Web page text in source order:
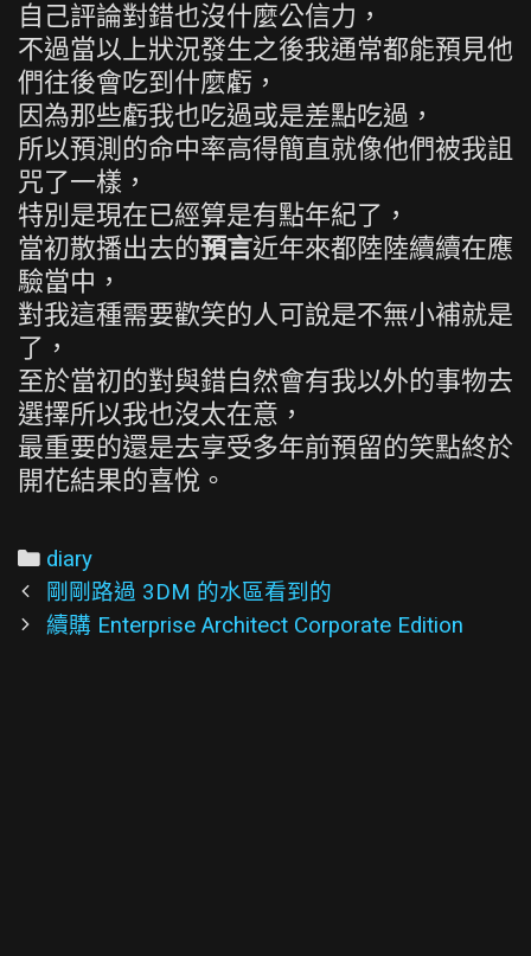
自己評論對錯也沒什麼公信力，
不過當以上狀況發生之後我通常都能預見他
們往後會吃到什麼虧，
因為那些虧我也吃過或是差點吃過，
所以預測的命中率高得簡直就像他們被我詛
咒了一樣，
特別是現在已經算是有點年紀了，
當初散播出去的預言近年來都陸陸續續在應
驗當中，
對我這種需要歡笑的人可說是不無小補就是
了，
至於當初的對與錯自然會有我以外的事物去
選擇所以我也沒太在意，
最重要的還是去享受多年前預留的笑點終於
開花結果的喜悅。
Categories
diary
Post
navigation
剛剛路過 3DM 的水區看到的
續購 Enterprise Architect Corporate Edition